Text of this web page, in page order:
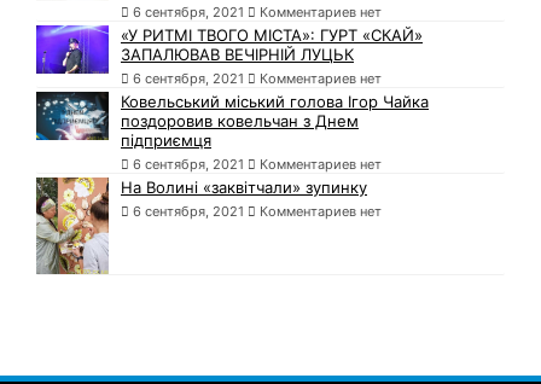
6 сентября, 2021 Комментариев нет
«У РИТМІ ТВОГО МІСТА»: ГУРТ «СКАЙ»
ЗАПАЛЮВАВ ВЕЧІРНІЙ ЛУЦЬК
6 сентября, 2021 Комментариев нет
Ковельський міський голова Ігор Чайка
поздоровив ковельчан з Днем
підприємця
6 сентября, 2021 Комментариев нет
На Волині «заквітчали» зупинку
6 сентября, 2021 Комментариев нет